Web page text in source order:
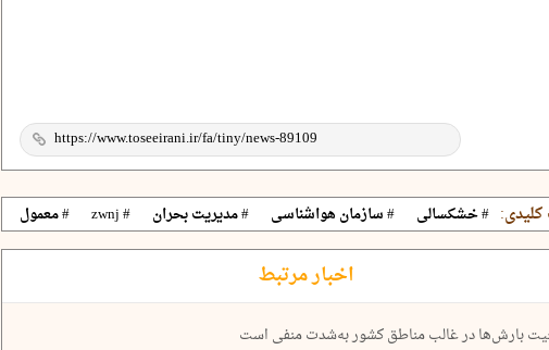
# خشکسالی # سازمان هواشناسی # مدیریت بحران # zwnj # معمول
اخبار مرتبط
بارش‌ها در غالب مناطق کشور به‌شدت منفی است